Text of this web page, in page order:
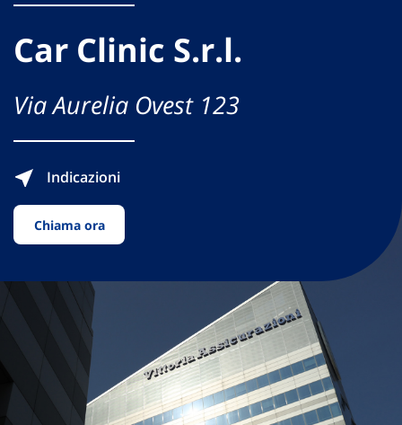
Car Clinic S.r.l.
Via Aurelia Ovest 123
Indicazioni
Chiama ora